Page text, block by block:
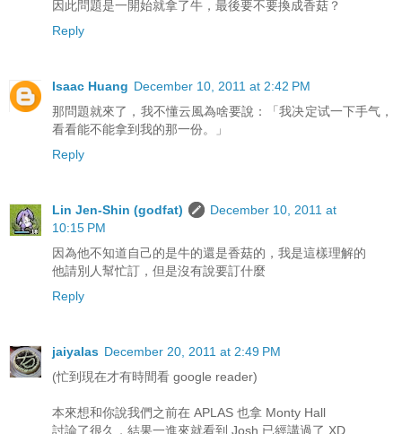
因此問題是一開始就拿了牛，最後要不要換成香菇？
Reply
Isaac Huang December 10, 2011 at 2:42 PM
那問題就來了，我不懂云風為啥要說：「我决定试一下手气，
看看能不能拿到我的那一份。」
Reply
Lin Jen-Shin (godfat)
December 10, 2011 at
10:15 PM
因為他不知道自己的是牛的還是香菇的，我是這樣理解的
他請別人幫忙訂，但是沒有說要訂什麼
Reply
jaiyalas December 20, 2011 at 2:49 PM
(忙到現在才有時間看 google reader)
本來想和你說我們之前在 APLAS 也拿 Monty Hall
討論了很久，結果一進來就看到 Josh 已經講過了 XD